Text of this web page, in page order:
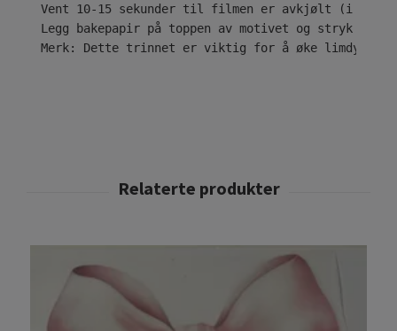
Vent 10-15 sekunder til filmen er avkjølt (i
Legg bakepapir på toppen av motivet og stryk i
Merk: Dette trinnet er viktig for å øke